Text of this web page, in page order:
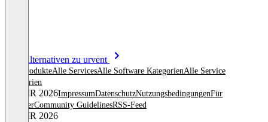
Alle Alternativen zu urvent
Alle ProdukteAlle ServicesAlle Software KategorienAlle Service
Kategorien
© OMR 2026ImpressumDatenschutzNutzungsbedingungenFür
AnbieterCommunity GuidelinesRSS-Feed
© OMR 2026